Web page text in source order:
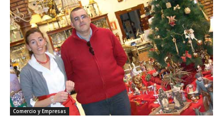
Comercio y Empresas